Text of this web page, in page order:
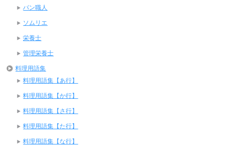
パン職人
ソムリエ
栄養士
管理栄養士
料理用語集
料理用語集【あ行】
料理用語集【か行】
料理用語集【さ行】
料理用語集【た行】
料理用語集【な行】